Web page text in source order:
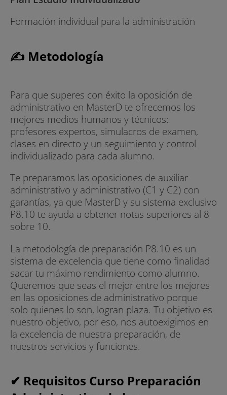
Formación individual para la administración
✍ Metodología
Para que superes con éxito la oposición de
administrativo en MasterD te ofrecemos los
mejores medios humanos y técnicos:
profesores expertos, simulacros de examen,
clases en directo y un seguimiento y control
individualizado para cada alumno.
Te preparamos las oposiciones de auxiliar
administrativo y administrativo (C1 y C2) con
garantías, ya que MasterD y su sistema exclusivo
P8.10 te ayuda a obtener notas superiores al 8
sobre 10.
La metodología de preparación P8.10 es un
sistema de excelencia que tiene como finalidad
sacar tu máximo rendimiento como alumno.
Queremos que seas el mejor entre los mejores
en las oposiciones de administrativo porque
solo quienes lo son, logran plaza. Tu objetivo es
nuestro objetivo, por eso, nos autoexigimos en
la excelencia de nuestra preparación, de
nuestros servicios y funciones.
✔ Requisitos Curso Preparación